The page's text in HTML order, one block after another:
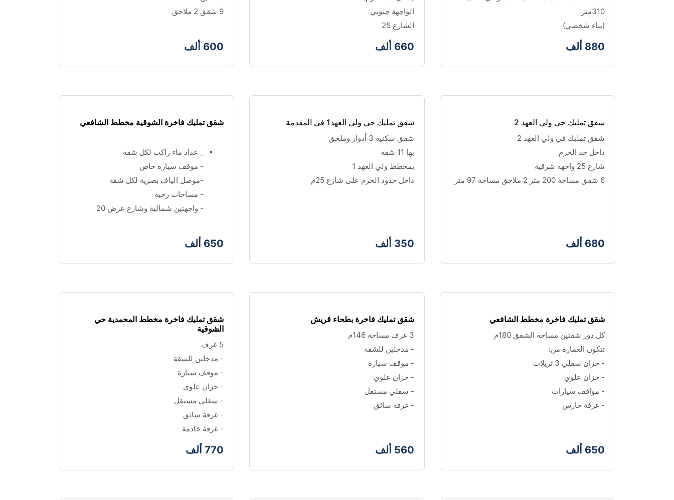
310متر
(بناء شخصي)
880 ألف
الواجهة جنوبي
الشارع 25
660 ألف
9 شقق 2 ملاحق
600 ألف
شقق تمليك حي ولي العهد 2
شقق تمليك في ولي العهد 2
داخل حد الحرم
شارع 25 واجهة شرقية
6 شقق مساحة 200 متر 2 ملاحق مساحة 97 متر
680 ألف
شقق تمليك حي ولي العهد1 في المقدمة
شقق سكنية 3 أدوار وملحق
بها 11 شقة
بمخطط ولي العهد 1
داخل حدود الحرم على شارع 25م️
350 ألف
شقق تمليك فاخرة الشوقية مخطط الشافعي
_ عداد ماء راكب لكل شقة
- موقف سيارة خاص
-موصل الياف بصرية لكل شقة
- مساحات رحبة
- واجهتين شمالية وشارع عرض 20
650 ألف
شقق تمليك فاخرة مخطط الشافعي
كل دور شقتين مساحة الشقق 180م
تتكون العمارة من:
- خزان سفلي 3 تريلات
- خزان علوي
- مواقف سيارات
- غرفة حارس
650 ألف
شقق تمليك فاخرة بطحاء قريش
3 غرف مساحة 146م
- مدخلين للشقة
- موقف سيارة
- خزان علوي
- سفلي مستقل
- غرفة سائق
560 ألف
الشوقية
5 غرف
- مدخلين للشقة
- موقف سيارة
- خزان علوي
- سفلي مستقل
- غرفة سائق
- غرفة خادمة
770 ألف